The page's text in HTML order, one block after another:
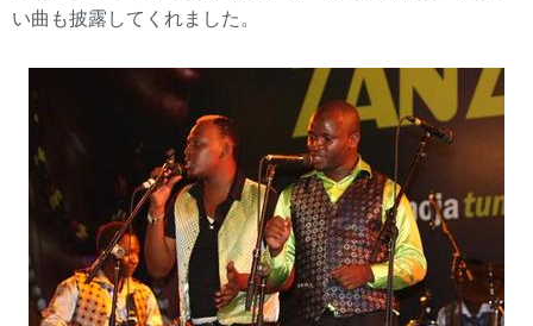
い曲も披露してくれました。